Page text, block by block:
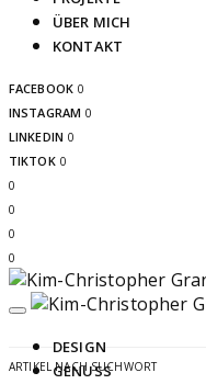
ÜBER MICH
KONTAKT
FACEBOOK 0
INSTAGRAM 0
LINKEDIN 0
TIKTOK 0
0
0
0
0
DESIGN
GENUSS
ARTIKEL NACH SUCHWORT